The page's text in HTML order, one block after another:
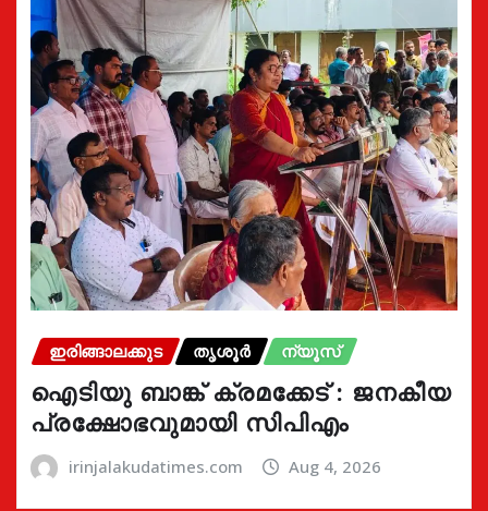
ഇരിങ്ങാലക്കുട തൃശൂർ ന്യൂസ്
ഐടിയു ബാങ്ക് ക്രമക്കേട് : ജനകീയ
പ്രക്ഷോഭവുമായി സിപിഎം
irinjalakudatimes.com Aug 4, 2026